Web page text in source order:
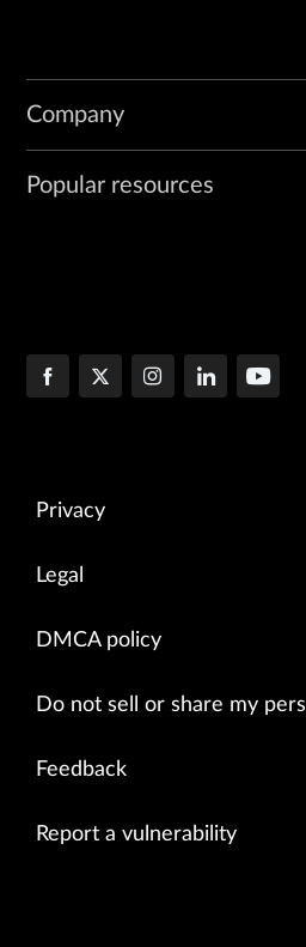
Company
Popular resources
Privacy
Legal
DMCA policy
Do not sell or share my
Feedback
Report a vulnerability